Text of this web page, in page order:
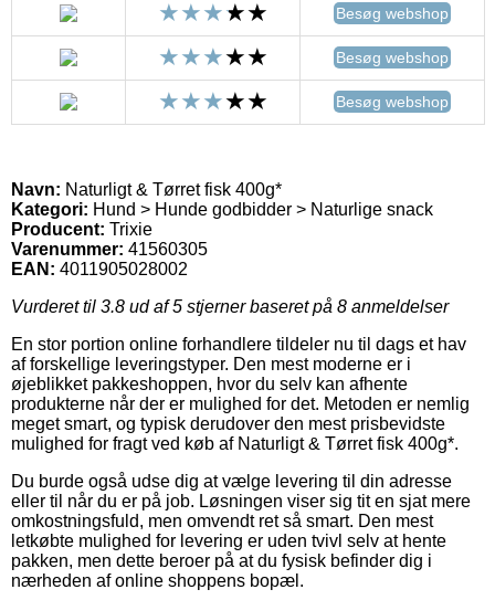
Besøg webshop
Besøg webshop
Besøg webshop
Navn: Naturligt & Tørret fisk 400g*
Kategori: Hund > Hunde godbidder > Naturlige snack
Producent: Trixie
Varenummer: 41560305
EAN: 4011905028002
Vurderet til 3.8 ud af 5 stjerner baseret på 8 anmeldelser
En stor portion online forhandlere tildeler nu til dags et hav
af forskellige leveringstyper. Den mest moderne er i
øjeblikket pakkeshoppen, hvor du selv kan afhente
produkterne når der er mulighed for det. Metoden er nemlig
meget smart, og typisk derudover den mest prisbevidste
mulighed for fragt ved køb af Naturligt & Tørret fisk 400g*.
Du burde også udse dig at vælge levering til din adresse
eller til når du er på job. Løsningen viser sig tit en sjat mere
omkostningsfuld, men omvendt ret så smart. Den mest
letkøbte mulighed for levering er uden tvivl selv at hente
pakken, men dette beroer på at du fysisk befinder dig i
nærheden af online shoppens bopæl.